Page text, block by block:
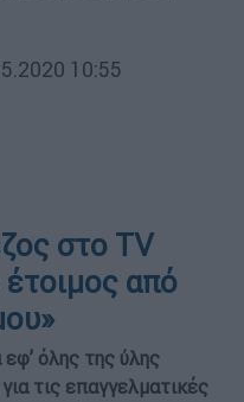
10:55
στο TV
από
όλης της ύλης
τις επαγγελματικές